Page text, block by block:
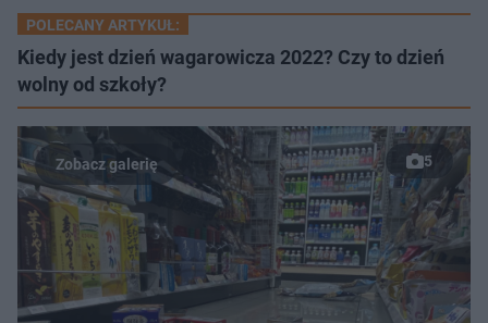
POLECANY ARTYKUŁ:
Kiedy jest dzień wagarowicza 2022? Czy to dzień
wolny od szkoły?
5